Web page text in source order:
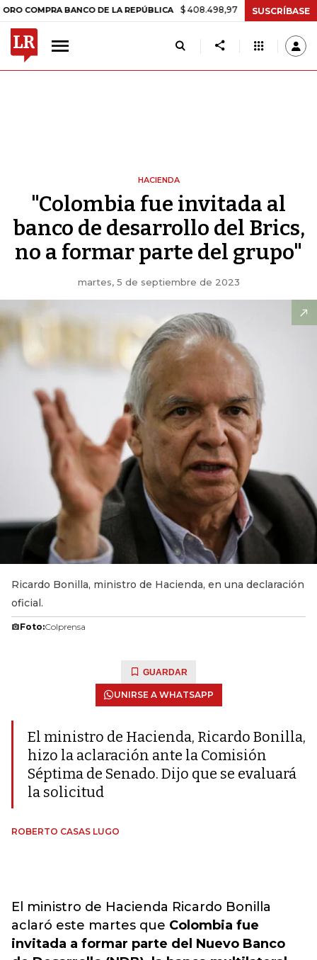
BANCO DE LA REPÚBLICA $ 408.498,97 +$ 8.753,81 +2,19%
SUSCRÍBASE
HACIENDA
"Colombia fue invitada al
banco de desarrollo del Brics,
no a formar parte del grupo"
martes, 5 de septiembre de 2023
Ricardo Bonilla, ministro de Hacienda, en una declaración
oficial.
Foto:Colprensa
GUARDAR
UNIRSE A WHATSAPP
El ministro de Hacienda, Ricardo Bonilla,
hizo la aclaración ante la Comisión
Séptima de Senado. Dijo que se evaluará
la solicitud
ROBERTO CASAS LUGO
El ministro de Hacienda Ricardo Bonilla
aclaró este martes que Colombia fue
invitada a formar parte del Nuevo Banco